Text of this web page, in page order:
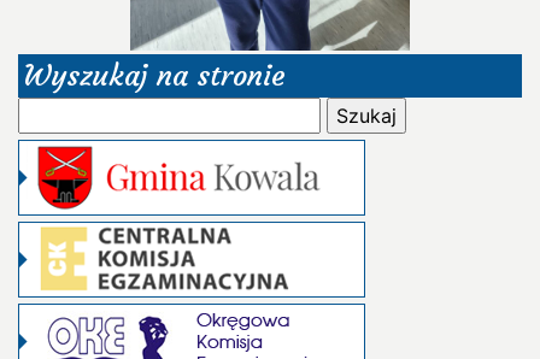
Wyszukaj na stronie